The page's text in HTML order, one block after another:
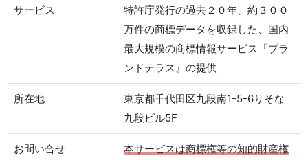
サービス
特許庁発行の過去２０年、約３００
万件の商標データを収録した、国内
最大規模の商標情報サービス『ブラ
ンドテラス』の提供
所在地
東京都千代田区九段南1-5-6りそな
九段ビル5F
お問い合せ
本サービスは商標権等の知的財産権